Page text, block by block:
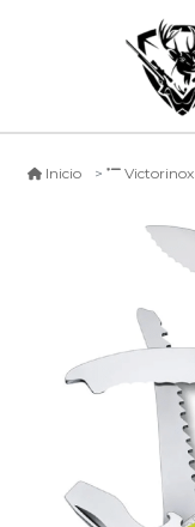
Inicio Victorinox